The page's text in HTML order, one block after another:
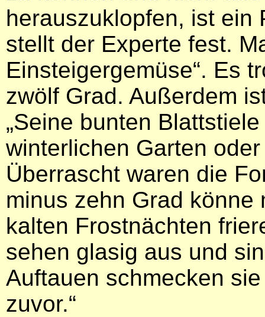
herauszuklopfen, ist ein
stellt der Experte fest.
Einsteigergemüse“. Es
zwölf Grad. Außerdem
„Seine bunten
winterlichen Garten
Überrascht waren die
minus zehn Grad könne
kalten Frostnächten
sehen glasig aus und
Auftauen schmecken
zuvor.“